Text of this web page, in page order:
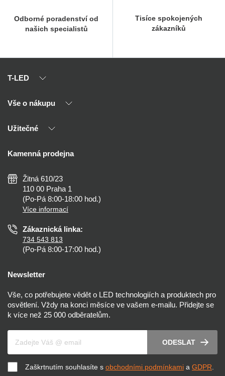
Odborné poradenství od
našich specialistů
Tisíce spokojených
zákazníků
T-LED
O nás
Kontakty
Vše o nákupu
Výhody T-LED
Montáž
Nejčastější dotazy
Než koupíte
Osvětlení dle místnosti
Užitečné
Reklamace a vrácení
Zásady ochrany soukromí
Nastavení cookies
Prohlášení o přístupnosti
Kamenná prodejna
Žitná 610/23
110 00 Praha 1
(Po-Pá 8:00-18:00 hod.)
Více informací
Zákaznická linka:
734 543 813
(Po-Pá 8:00-17:00 hod.)
Newsletter
Vše, co potřebujete vědět o LED technologiích a produktech pro
osvětlení. Vždy na konci měsíce ve vašem e-mailu. Přidejte se
k více než 25 000 odběratelům.
ODESLAT
Zaškrtnutím souhlasíte s obchodními podmínkami a GDPR.